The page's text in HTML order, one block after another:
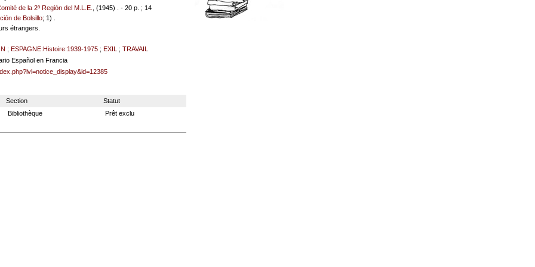
de la 2ª Región del M.L.E.
, (1945) . - 20 p. ; 14
de Bolsillo; 1) .
étrangers.
; ESPAGNE:Histoire:1939-1975; EXIL ; TRAVAIL
Español en Francia
Section
Statut
Bibliothèque
Prêt exclu